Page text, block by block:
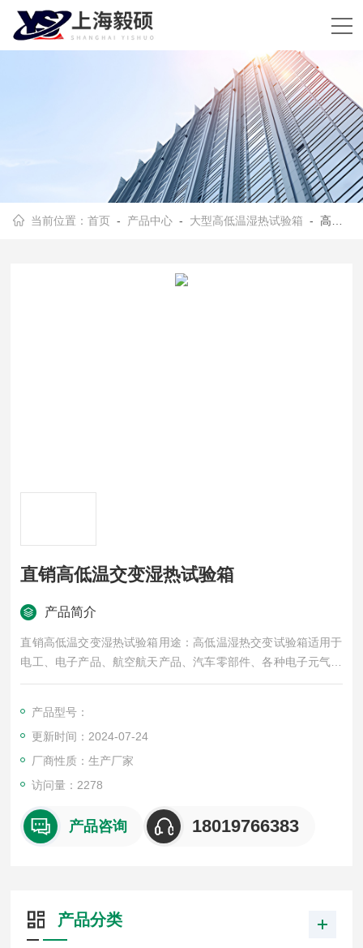
当前位置：首页 - 产品中心 - 大型高低温湿热试验箱 - 高低温交变湿热试验箱型号选择
直销高低温交变湿热试验箱
产品简介
直销高低温交变湿热试验箱用途：高低温湿热交变试验箱适用于
电工、电子产品、航空航天产品、汽车零部件、各种电子元气件
在高温、低温或交变湿热环境下，检测其各性能指标。高低温交
3.2高温试验方法、GB2423.3恒定湿热试验方法、GB2423.4交
变湿热试验方法、GB10592高低温试验技术条件、GB10586湿
热试验箱
产品型号：
更新时间：2024-07-24
厂商性质：生产厂家
访问量：2278
产品咨询 18019766383
产品分类